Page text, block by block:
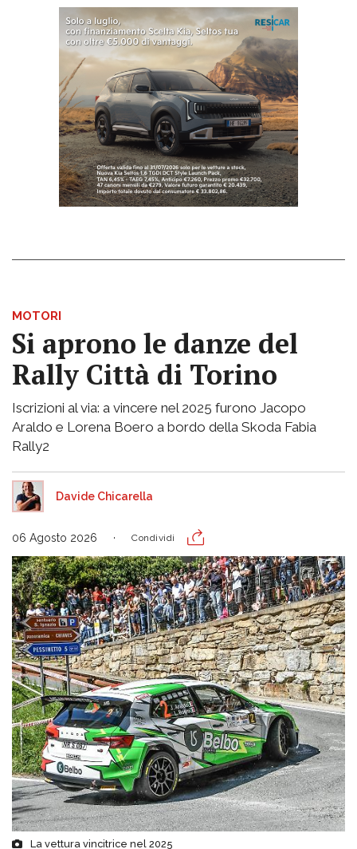
MOTORI
Si aprono le danze del
Rally Città di Torino
Iscrizioni al via: a vincere nel 2025 furono Jacopo
Araldo e Lorena Boero a bordo della Skoda Fabia
Rally2
Davide Chicarella
06 Agosto 2026 Condividi
La vettura vincitrice nel 2025